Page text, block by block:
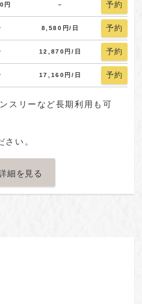
円 － 予約
8,580円/日 予約
12,870円 /日 予約
17,160円 /日 予約
スリーなど長期利用も可
さい。
細を見る